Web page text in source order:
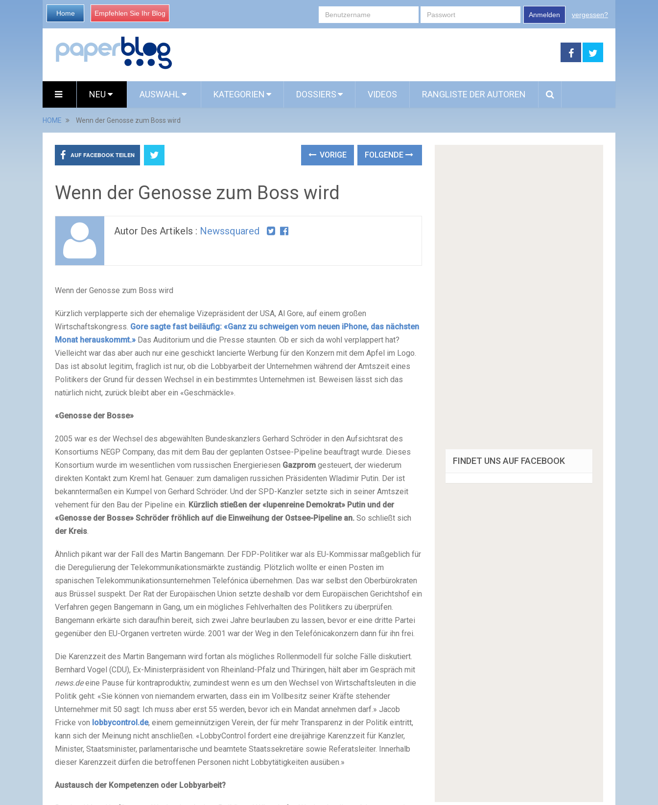
Home Empfehlen Sie Ihr Blog Anmelden vergessen?
NEU AUSWAHL KATEGORIEN DOSSIERS VIDEOS RANGLISTE DER AUTOREN
HOME Wenn der Genosse zum Boss wird
AUF FACEBOOK TEILEN VORIGE FOLGENDE
Wenn der Genosse zum Boss wird
Autor Des Artikels : Newssquared
Wenn der Genosse zum Boss wird
Kürzlich verplapperte sich der ehemalige Vizepräsident der USA, Al Gore, auf einem großen
Wirtschaftskongress. Gore sagte fast beiläufig: «Ganz zu schweigen vom neuen iPhone, das nächsten
Monat herauskommt.» Das Auditorium und die Presse staunten. Ob er sich da wohl verplappert hat?
Vielleicht war das aber auch nur eine geschickt lancierte Werbung für den Konzern mit dem Apfel im Logo.
Das ist absolut legitim, fraglich ist nur, ob die Lobbyarbeit der Unternehmen während der Amtszeit eines
Politikers der Grund für dessen Wechsel in ein bestimmtes Unternehmen ist. Beweisen lässt sich das
natürlich nicht, zurück bleibt aber ein «Geschmäckle».
«Genosse der Bosse»
2005 war es der Wechsel des abgewählten Bundeskanzlers Gerhard Schröder in den Aufsichtsrat des
Konsortiums NEGP Company, das mit dem Bau der geplanten Ostsee-Pipeline beauftragt wurde. Dieses
Konsortium wurde im wesentlichen vom russischen Energieriesen Gazprom gesteuert, der wiederum
direkten Kontakt zum Kreml hat. Genauer: zum damaligen russichen Präsidenten Wladimir Putin. Der ist
bekanntermaßen ein Kumpel von Gerhard Schröder. Und der SPD-Kanzler setzte sich in seiner Amtszeit
vehement für den Bau der Pipeline ein. Kürzlich stießen der «lupenreine Demokrat» Putin und der
«Genosse der Bosse» Schröder fröhlich auf die Einweihung der Ostsee-Pipeline an. So schließt sich
der Kreis.
Ähnlich pikant war der Fall des Martin Bangemann. Der FDP-Politiker war als EU-Kommissar maßgeblich für
die Deregulierung der Telekommunikationsmärkte zuständig. Plötzlich wollte er einen Posten im
spanischen Telekommunikationsunternehmen Telefónica übernehmen. Das war selbst den Oberbürokraten
aus Brüssel suspekt. Der Rat der Europäischen Union setzte deshalb vor dem Europäischen Gerichtshof ein
Verfahren gegen Bangemann in Gang, um ein mögliches Fehlverhalten des Politikers zu überprüfen.
Bangemann erkärte sich daraufhin bereit, sich zwei Jahre beurlauben zu lassen, bevor er eine dritte Partei
gegenüber den EU-Organen vertreten würde. 2001 war der Weg in den Telefónicakonzern dann für ihn frei.
Die Karenzzeit des Martin Bangemann wird fortan als mögliches Rollenmodell für solche Fälle diskutiert.
Bernhard Vogel (CDU), Ex-Ministerpräsident von Rheinland-Pfalz und Thüringen, hält aber im Gespräch mit
news.deeine Pause für kontraproduktiv, zumindest wenn es um den Wechsel von Wirtschaftsleuten in die
Politik geht: «Sie können von niemandem erwarten, dass ein im Vollbesitz seiner Kräfte stehender
Unternehmer mit 50 sagt: Ich muss aber erst 55 werden, bevor ich ein Mandat annehmen darf.» Jacob
Fricke von lobbycontrol.de, einem gemeinnützigen Verein, der für mehr Transparenz in der Politik eintritt,
kann sich der Meinung nicht anschließen. «LobbyControl fordert eine dreijährige Karenzzeit für Kanzler,
Minister, Staatsminister, parlamentarische und beamtete Staatssekretäre sowie Referatsleiter. Innerhalb
dieser Karenzzeit dürfen die betroffenen Personen nicht Lobbytätigkeiten ausüben.»
Austausch der Kompetenzen oder Lobbyarbeit?
FINDET UNS AUF FACEBOOK